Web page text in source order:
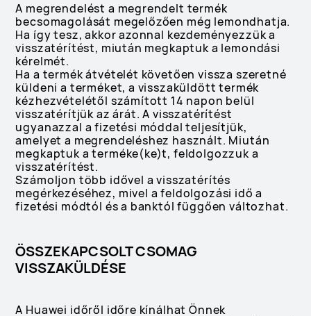
A megrendelést a megrendelt termék
becsomagolását megelőzően még lemondhatja.
Ha így tesz, akkor azonnal kezdeményezzük a
visszatérítést, miután megkaptuk a lemondási
kérelmét.
Ha a termék átvételét követően vissza szeretné
küldeni a terméket, a visszaküldött termék
kézhezvételétől számított 14 napon belül
visszatérítjük az árát. A visszatérítést
ugyanazzal a fizetési móddal teljesítjük,
amelyet a megrendeléshez használt. Miután
megkaptuk a terméke(ke)t, feldolgozzuk a
visszatérítést.
Számoljon több idővel a visszatérítés
megérkezéséhez, mivel a feldolgozási idő a
fizetési módtól és a banktól függően változhat.
ÖSSZEKAPCSOLT CSOMAG
VISSZAKÜLDÉSE
A Huawei időről időre kínálhat Önnek